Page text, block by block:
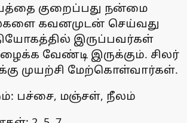
குறைப்பது நன்மை
கவனமுடன் செய்வது
இருப்பவர்கள்
வேண்டி இருக்கும். சிலர்
முயற்சி மேற்கொள்வார்கள்.
பச்சை, மஞ்சள், நீலம்